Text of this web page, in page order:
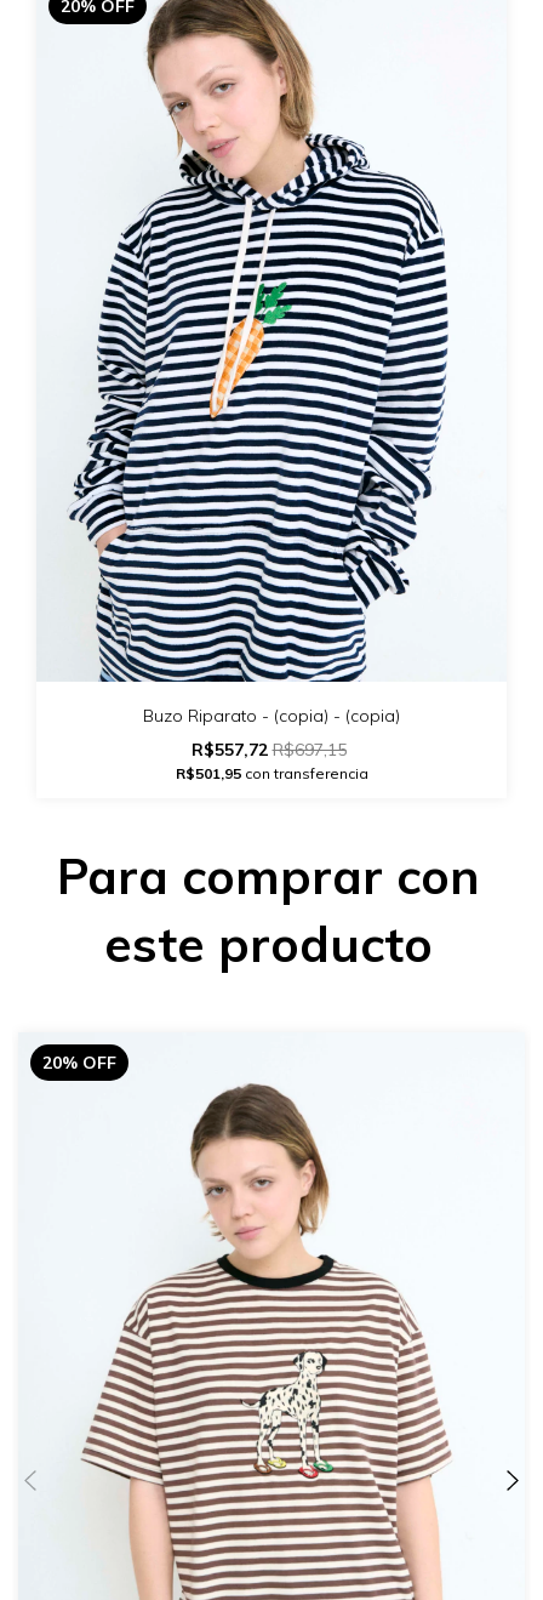
20% OFF
Buzo Riparato - (copia) - (copia)
R$557,72R$697,15
R$501,95con transferencia
Para comprar con
este producto
20% OFF